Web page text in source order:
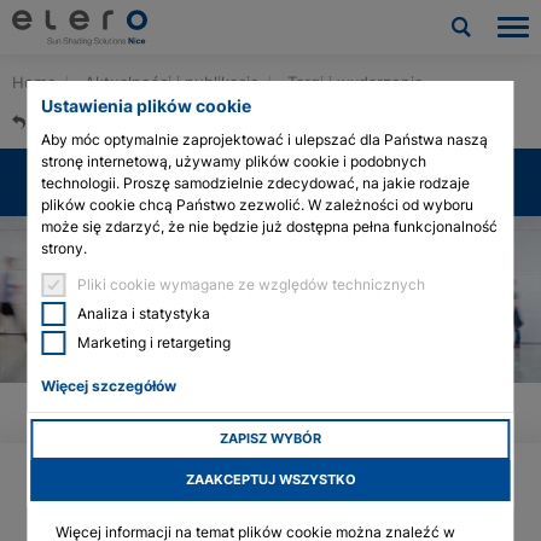
Ustawienia plików cookie
Aby móc optymalnie zaprojektować i ulepszać dla Państwa naszą
stronę internetową, używamy plików cookie i podobnych
technologii. Proszę samodzielnie zdecydować, na jakie rodzaje
plików cookie chcą Państwo zezwolić. W zależności od wyboru
może się zdarzyć, że nie będzie już dostępna pełna funkcjonalność
strony.
Pliki cookie wymagane ze względów technicznych
Analiza i statystyka
Marketing i retargeting
Więcej szczegółów
ZAPISZ WYBÓR
ZAAKCEPTUJ WSZYSTKO
Więcej informacji na temat plików cookie można znaleźć w
Produkty
Zastosowania
Aktualności i publikacje
Firma
Kontakt
Pliki do pobrania i usługi
Home Aktualności i publikacje
Targi i wydarzenia
Powrót do przeglądu
Targi i wydarzenia